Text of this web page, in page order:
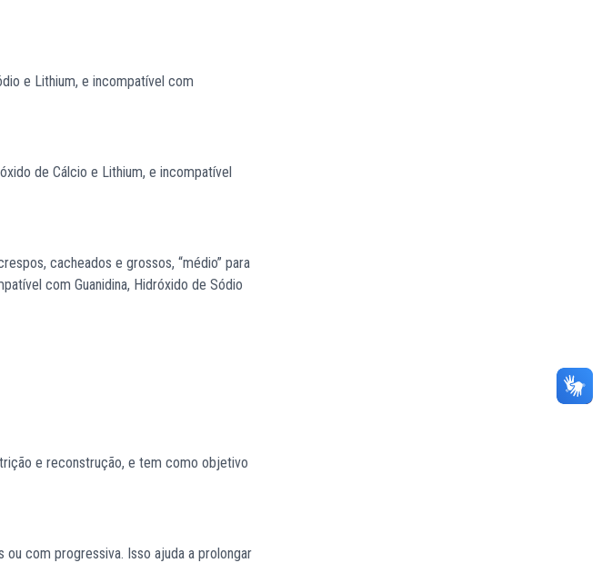
e Lithium, e incompatível com
de Cálcio e Lithium, e incompatível
cacheados e grossos, “médio” para
com Guanidina, Hidróxido de Sódio
e reconstrução, e tem como objetivo
com progressiva. Isso ajuda a prolongar